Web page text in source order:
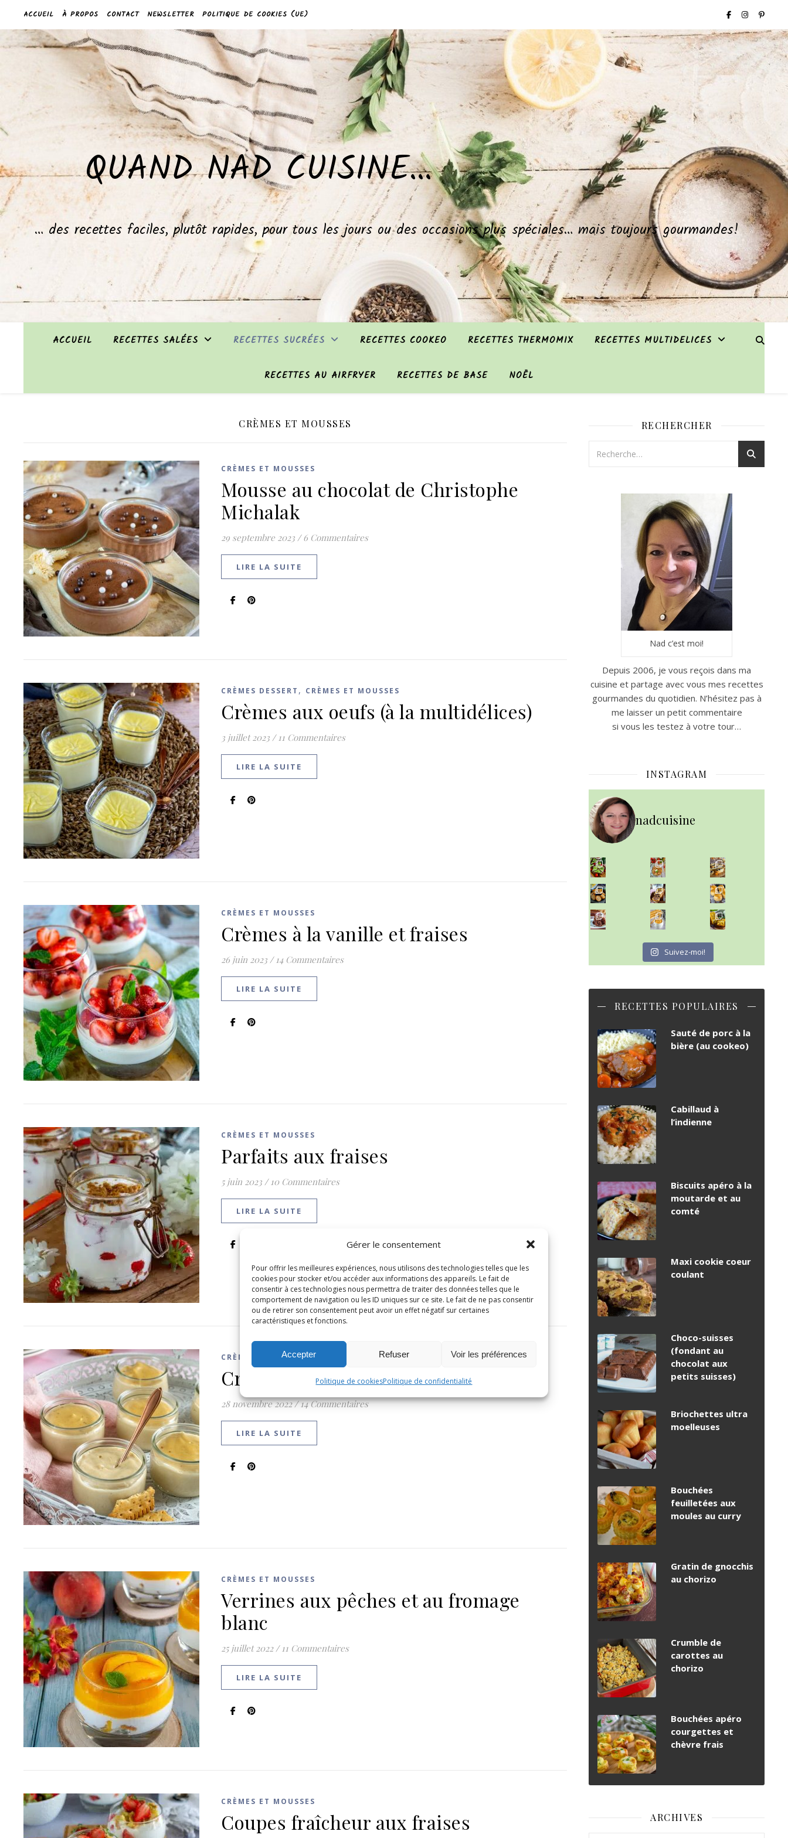
Gérer le consentement
Pour offrir les meilleures expériences, nous utilisons des technologies telles que les
cookies pour stocker et/ou accéder aux informations des appareils. Le fait de
consentir à ces technologies nous permettra de traiter des données telles que le
comportement de navigation ou les ID uniques sur ce site. Le fait de ne pas consentir
ou de retirer son consentement peut avoir un effet négatif sur certaines
caractéristiques et fonctions.
Accepter Refuser Voir les préférences
Politique de cookiesPolitique de confidentialité
ACCUEIL À PROPOS CONTACT NEWSLETTER POLITIQUE DE COOKIES (UE)
QUAND NAD CUISINE…
… des recettes faciles, plutôt rapides, pour tous les jours ou des occasions plus spéciales… mais toujours gourmandes!
ACCUEIL RECETTES SALÉES RECETTES SUCRÉES RECETTES COOKEO RECETTES THERMOMIX RECETTES MULTIDELICES
RECETTES AU AIRFRYER RECETTES DE BASE NOËL
CRÈMES ET MOUSSES
CRÈMES ET MOUSSES
Mousse au chocolat de Christophe
Michalak
29 septembre 2023 / 6 Commentaires
LIRE LA SUITE
CRÈMES DESSERT , CRÈMES ET MOUSSES
Crèmes aux oeufs (à la multidélices)
3 juillet 2023 / 11 Commentaires
LIRE LA SUITE
CRÈMES ET MOUSSES
Crèmes à la vanille et fraises
26 juin 2023 / 14 Commentaires
LIRE LA SUITE
CRÈMES ET MOUSSES
Parfaits aux fraises
5 juin 2023 / 10 Commentaires
LIRE LA SUITE
CRÈMES ET MOUSSES
Crèmes dessert biscuitées
28 novembre 2022 / 14 Commentaires
LIRE LA SUITE
CRÈMES ET MOUSSES
Verrines aux pêches et au fromage
blanc
25 juillet 2022 / 11 Commentaires
LIRE LA SUITE
CRÈMES ET MOUSSES
Coupes fraîcheur aux fraises
RECHERCHER
Nad c’est moi!
Depuis 2006, je vous reçois dans ma
cuisine et partage avec vous mes recettes
gourmandes du quotidien. N’hésitez pas à
me laisser un petit commentaire
si vous les testez à votre tour…
INSTAGRAM
nadcuisine
~ SALADE DE PÂTES AUX DEUX TOMATES THON ET BURRA ~ FINANCIERS MYRTILLES ET CITRON ~
Aujourd'hu
~ BUNS MAISON ~
Un peu de boulange par ici au
~ GÂTEAU FONDANT CHOCO NOISETTE ~
C'est lundi
Suivez-moi!
RECETTES POPULAIRES
Sauté de porc à la
bière (au cookeo)
Cabillaud à
l’indienne
Biscuits apéro à la
moutarde et au
comté
Maxi cookie coeur
coulant
Choco-suisses
(fondant au
chocolat aux
petits suisses)
Briochettes ultra
moelleuses
Bouchées
feuilletées aux
moules au curry
Gratin de gnocchis
au chorizo
Crumble de
carottes au
chorizo
Bouchées apéro
courgettes et
chèvre frais
ARCHIVES